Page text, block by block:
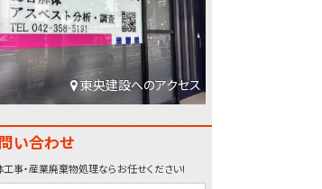
東央建設へのアクセス
い合わせ
工事・産業廃棄物処理ならお任せください!